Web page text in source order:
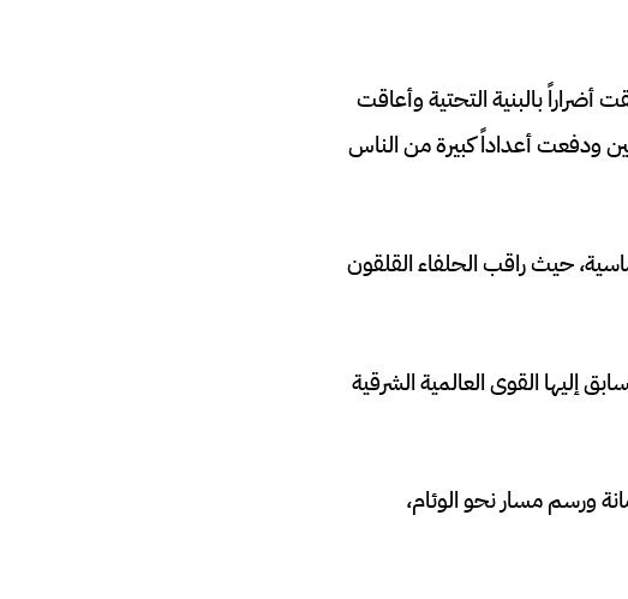
وألحقت أضراراً بالبنية التحتية وأعاقت
ودفعت أعداداً كبيرة من الناس
حيث راقب الحلفاء القلقون
إليها القوى العالمية الشرقية
ورسم مسار نحو الوئام،